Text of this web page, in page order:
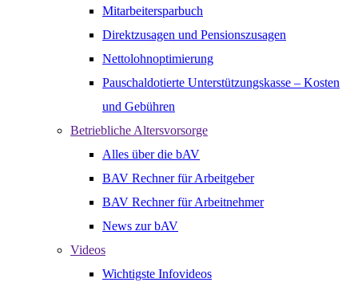
Mitarbeitersparbuch
Direktzusagen und Pensionszusagen
Nettolohnoptimierung
Pauschaldotierte Unterstützungskasse – Kosten
und Gebühren
Betriebliche Altersvorsorge
Alles über die bAV
BAV Rechner für Arbeitgeber
BAV Rechner für Arbeitnehmer
News zur bAV
Videos
Wichtigste Infovideos